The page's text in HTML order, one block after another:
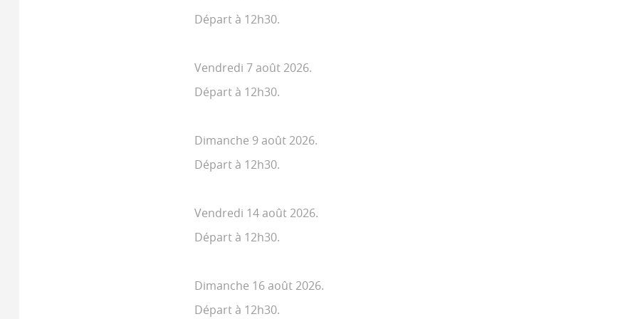
Départ à 12h30.
Vendredi 7 août 2026.
Départ à 12h30.
Dimanche 9 août 2026.
Départ à 12h30.
Vendredi 14 août 2026.
Départ à 12h30.
Dimanche 16 août 2026.
Départ à 12h30.